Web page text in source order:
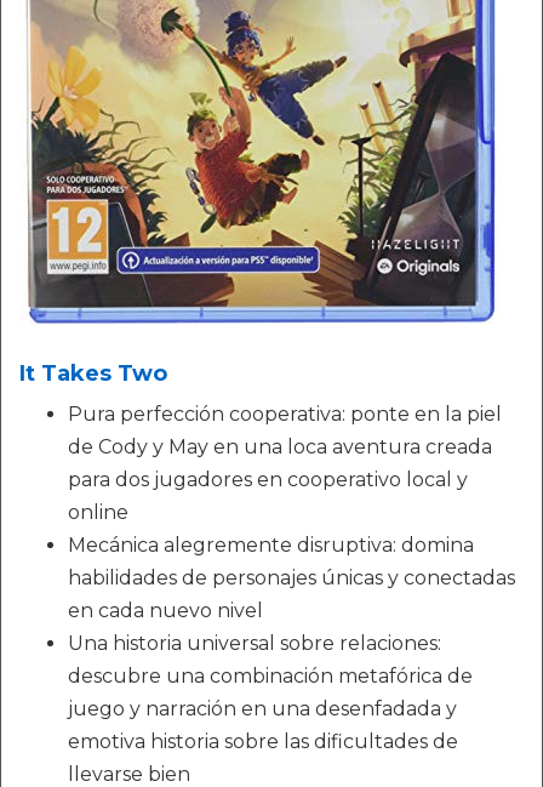
It Takes Two
Pura perfección cooperativa: ponte en la piel
de Cody y May en una loca aventura creada
para dos jugadores en cooperativo local y
online
Mecánica alegremente disruptiva: domina
habilidades de personajes únicas y conectadas
en cada nuevo nivel
Una historia universal sobre relaciones:
descubre una combinación metafórica de
juego y narración en una desenfadada y
emotiva historia sobre las dificultades de
llevarse bien